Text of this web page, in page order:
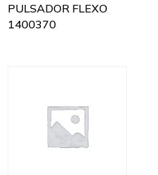
PULSADOR FLEXO
1400370